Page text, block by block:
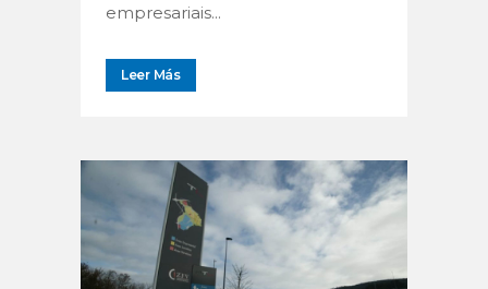
empresariais...
Leer Más